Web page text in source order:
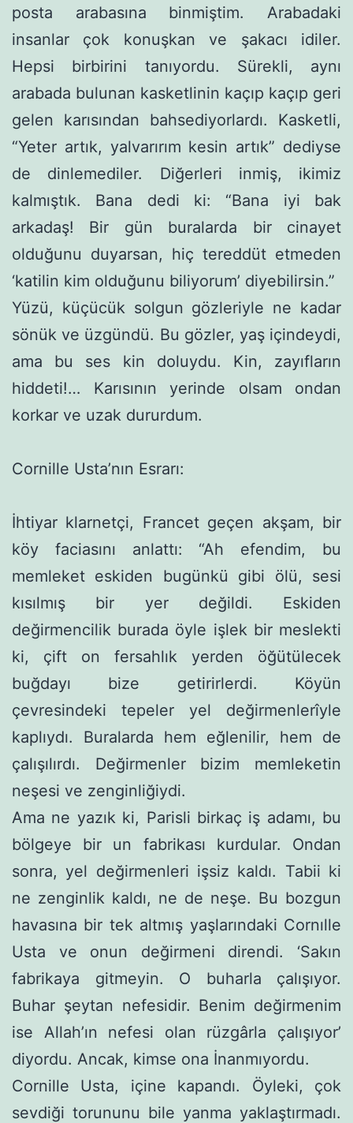
posta arabasına binmiştim. Arabadaki
insanlar çok konuşkan ve şakacı idiler.
Hepsi birbirini tanıyordu. Sürekli, aynı
arabada bulunan kasketli­nin kaçıp kaçıp geri
gelen karısından bahsediyorlardı. Kasketli,
“Yeter artık, yalvarırım kesin artık” dediyse
de dinlemediler. Diğer­leri inmiş, ikimiz
kalmıştık. Bana dedi ki: “Bana iyi bak
arkadaş! Bir gün buralarda bir cinayet
olduğunu duyarsan, hiç tereddüt etmeden
‘katilin kim olduğunu biliyorum’ diyebilirsin.”
Yüzü, küçücük solgun gözleriyle ne kadar
sönük ve üzgün­dü. Bu gözler, yaş içindeydi,
ama bu ses kin doluydu. Kin, zayıf­ların
hiddeti!… Karısının yerinde olsam ondan
korkar ve uzak dururdum.
Cornille Usta’nın Esrarı:
İhtiyar klarnetçi, Francet geçen akşam, bir
köy faciasını anlat­tı: “Ah efendim, bu
memleket eskiden bugünkü gibi ölü, sesi
kısılmış bir yer değildi. Eskiden
değirmencilik burada öyle işlek bir meslekti
ki, çift on fersahlık yerden öğütülecek
buğdayı bize getirirlerdi. Köyün
çevresindeki tepeler yel değirmenlerîyle
kaplıydı. Buralarda hem eğleni­lir, hem de
çalışılırdı. Değirmenler bizim memleketin
neşesi ve zenginli­ğiydi.
Ama ne yazık ki, Parisli birkaç iş adamı, bu
bölgeye bir un fabrika­sı kurdular. Ondan
sonra, yel değirmenleri işsiz kaldı. Tabii ki
ne zen­ginlik kaldı, ne de neşe. Bu bozgun
havasına bir tek altmış yaşlarındaki Cornılle
Usta ve onun değirmeni direndi. ‘Sakın
fabrikaya gitmeyin. O buharla çalışıyor.
Buhar şeytan nefesidir. Benim değirmenim
ise Allah’ın nefesi olan rüzgârla çalışıyor’
diyordu. Ancak, kimse ona İnanmıyordu.
Cornille Usta, içine kapandı. Öyleki, çok
sevdiği torununu bile ya­nma yaklaştırmadı.